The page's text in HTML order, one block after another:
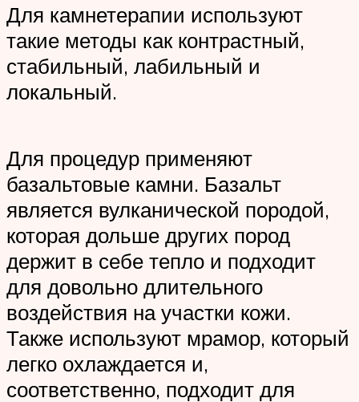
Для камнетерапии используют
такие методы как контрастный,
стабильный, лабильный и
локальный.
Для процедур применяют
базальтовые камни. Базальт
является вулканической породой,
которая дольше других пород
держит в себе тепло и подходит
для довольно длительного
воздействия на участки кожи.
Также используют мрамор, который
легко охлаждается и,
соответственно, подходит для